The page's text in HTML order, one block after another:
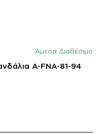
Άμεσα Διαθέσιμο
A-FNA-81-94